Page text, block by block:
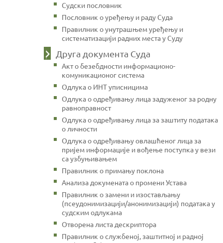
Судски пословник
Пословник о уређењу и раду Суда
Правилник о унутрашњем уређењу и
систематизацији радних места у Суду
Друга документа Суда
Акт о безебдности информационо-
комуникационог система
Одлука о ИНТ уписницима
Одлука о одређивању лица задуженог за родну
равноправност
Одлука о одређивању лица за заштиту података
о личности
Одлука о одређивању овлашћеног лица за
пријем информације и вођење поступка у вези
са узбуњивањем
Правилник о примању поклона
Анализа докумената о промени Устава
Правилник о замени и изостављању
(псеудонимизацији/анонимизацији) података у
судским одлукама
Отворена листа дескриптора
Правилник о службеној, заштитној и радној